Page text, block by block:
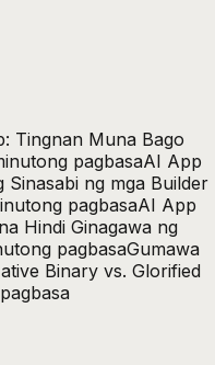
Tingnan Muna Bago
pagbasaAI App
Sinasabi ng mga Builder
pagbasaAI App
Hindi Ginagawa ng
pagbasaGumawa
Binary vs. Glorified